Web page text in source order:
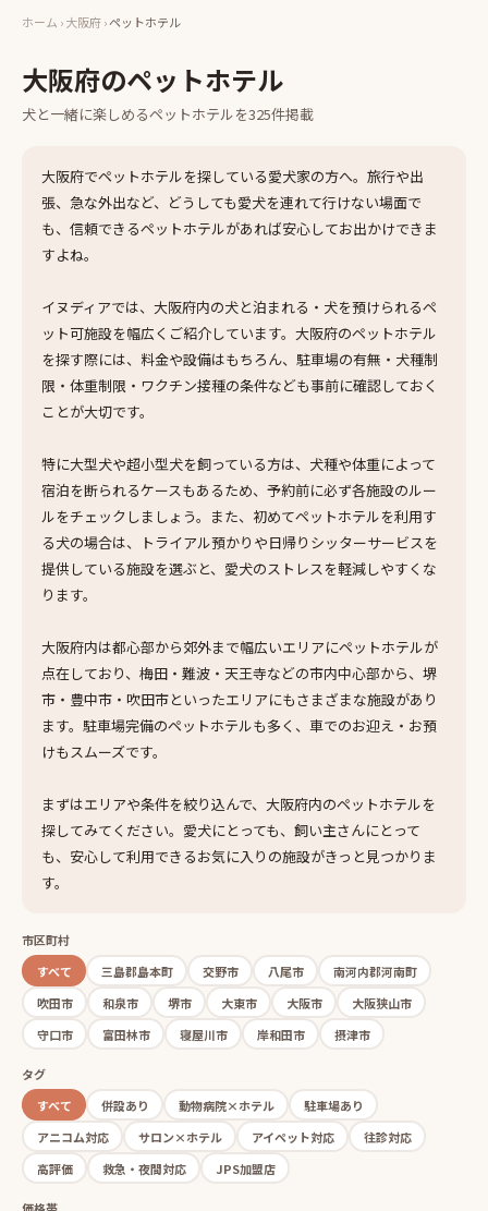
ホーム ›大阪府›ペットホテル
大阪府のペットホテル
犬と一緒に楽しめるペットホテルを325件掲載
大阪府でペットホテルを探している愛犬家の方へ。旅行や出
張、急な外出など、どうしても愛犬を連れて行けない場面で
も、信頼できるペットホテルがあれば安心してお出かけできま
すよね。
イヌディアでは、大阪府内の犬と泊まれる・犬を預けられるペ
ット可施設を幅広くご紹介しています。大阪府のペットホテル
を探す際には、料金や設備はもちろん、駐車場の有無・犬種制
限・体重制限・ワクチン接種の条件なども事前に確認しておく
ことが大切です。
特に大型犬や超小型犬を飼っている方は、犬種や体重によって
宿泊を断られるケースもあるため、予約前に必ず各施設のルー
ルをチェックしましょう。また、初めてペットホテルを利用す
る犬の場合は、トライアル預かりや日帰りシッターサービスを
提供している施設を選ぶと、愛犬のストレスを軽減しやすくな
ります。
大阪府内は都心部から郊外まで幅広いエリアにペットホテルが
点在しており、梅田・難波・天王寺などの市内中心部から、堺
市・豊中市・吹田市といったエリアにもさまざまな施設があり
ます。駐車場完備のペットホテルも多く、車でのお迎え・お預
けもスムーズです。
まずはエリアや条件を絞り込んで、大阪府内のペットホテルを
探してみてください。愛犬にとっても、飼い主さんにとって
も、安心して利用できるお気に入りの施設がきっと見つかりま
す。
市区町村
すべて
三島郡島本町 交野市 八尾市
南河内郡河南町
吹田市
和泉市 堺市 大東市 大阪市
大阪狭山市
守口市
富田林市 寝屋川市 岸和田市 摂津市
タグ
すべて
併設あり 動物病院×ホテル
駐車場あり
アニコム対応
サロン×ホテル アイペット対応
往診対応
高評価
救急・夜間対応 JPS加盟店